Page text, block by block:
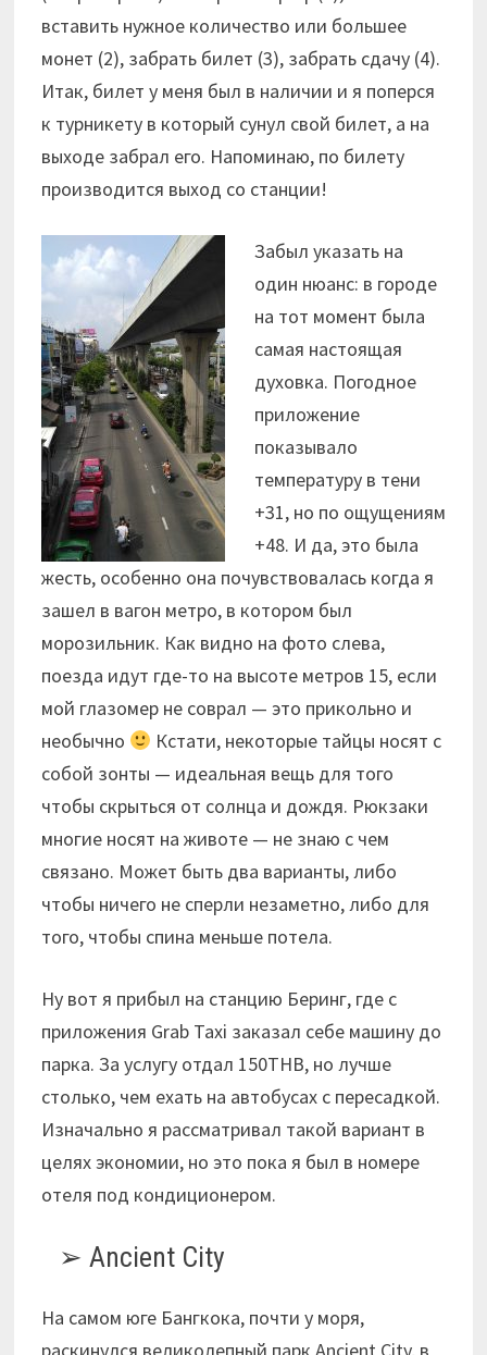
вставить нужное количество или большее
монет (2), забрать билет (3), забрать сдачу (4).
Итак, билет у меня был в наличии и я поперся
к турникету в который сунул свой билет, а на
выходе забрал его. Напоминаю, по билету
производится выход со станции!
Забыл указать на
один нюанс: в городе
на тот момент была
самая настоящая
духовка. Погодное
приложение
показывало
температуру в тени
+31, но по ощущениям
+48. И да, это была
жесть, особенно она почувствовалась когда я
зашел в вагон метро, в котором был
морозильник. Как видно на фото слева,
поезда идут где-то на высоте метров 15, если
мой глазомер не соврал — это прикольно и
необычно
Кстати, некоторые тайцы носят с
собой зонты — идеальная вещь для того
чтобы скрыться от солнца и дождя. Рюкзаки
многие носят на животе — не знаю с чем
связано. Может быть два варианты, либо
чтобы ничего не сперли незаметно, либо для
того, чтобы спина меньше потела.
Ну вот я прибыл на станцию Беринг, где с
приложения Grab Taxi заказал себе машину до
парка. За услугу отдал 150THB, но лучше
столько, чем ехать на автобусах с пересадкой.
Изначально я рассматривал такой вариант в
целях экономии, но это пока я был в номере
отеля под кондиционером.
Ancient City
На самом юге Бангкока, почти у моря,